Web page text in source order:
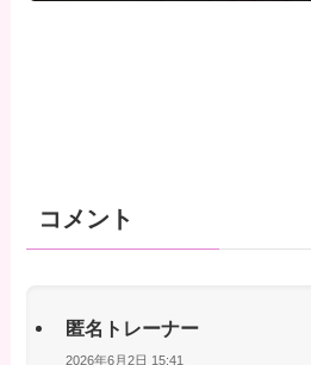
コメント
匿名トレーナー
2026年6月2日 15:41